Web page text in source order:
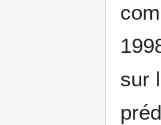
sur